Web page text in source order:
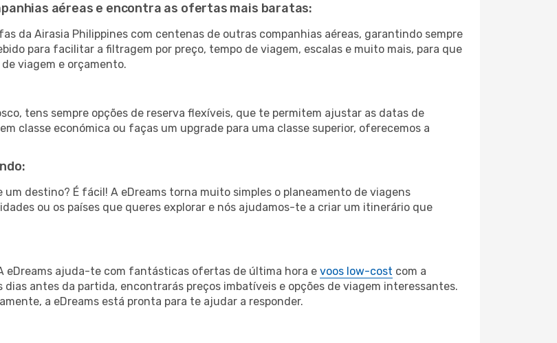
aéreas e encontra as ofertas mais baratas:
da Airasia Philippines com centenas de outras companhias aéreas, garantindo sempre
para facilitar a filtragem por preço, tempo de viagem, escalas e muito mais, para que
viagem e orçamento.
tens sempre opções de reserva flexíveis, que te permitem ajustar as datas de
classe económica ou faças um upgrade para uma classe superior, oferecemos a
destino? É fácil! A eDreams torna muito simples o planeamento de viagens
ou os países que queres explorar e nós ajudamos-te a criar um itinerário que
eDreams ajuda-te com fantásticas ofertas de última hora e voos low-cost com a
dias antes da partida, encontrarás preços imbatíveis e opções de viagem interessantes.
a eDreams está pronta para te ajudar a responder.